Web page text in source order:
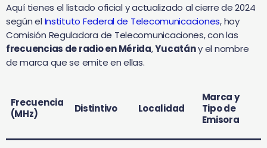
Aquí tienes el listado oficial y actualizado al cierre de 2024
según el Instituto Federal de Telecomunicaciones, hoy
Comisión Reguladora de Telecomunicaciones, con las
frecuencias de radio en Mérida,Yucatány el nombre
de marca que se emite en ellas.
Frecuencia
(MHz)
Distintivo Localidad
Marcay
Tipo de
Emisora